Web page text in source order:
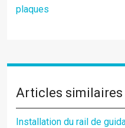
plaques
Articles similaires
Installation du rail de